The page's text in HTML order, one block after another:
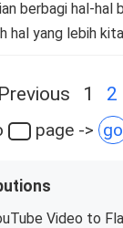
berbagi hal-hal
hal yang lebih
Previous 1 2
page -> go
Video to